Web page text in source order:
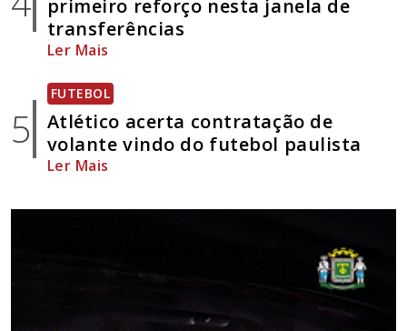
primeiro reforço nesta janela de
transferências
Ler Mais
5
FUTEBOL
Atlético acerta contratação de
volante vindo do futebol paulista
Ler Mais